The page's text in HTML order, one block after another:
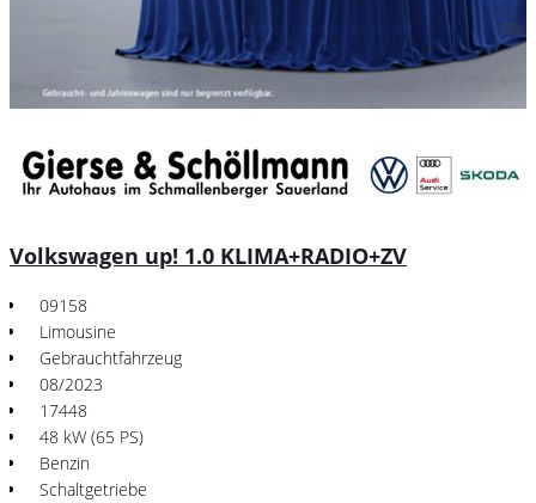
Volkswagen up! 1.0 KLIMA+RADIO+ZV
09158
Limousine
Gebrauchtfahrzeug
08/2023
17448
48 kW (65 PS)
Benzin
Schaltgetriebe